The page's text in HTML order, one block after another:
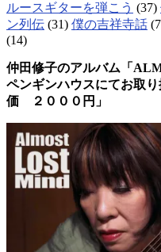
ルースギターを弾こう (37)
ン列伝 (31) 僕の吉祥寺話
(14)
仲田修子のアルバム「
ペンギンハウスにて
価 ２０００円」